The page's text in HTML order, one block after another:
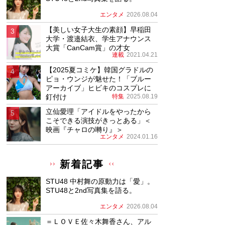
エンタメ 2026.08.04
【美しい女子大生の素顔】早稲田
大学・渡邉結衣、学生アナウンス
大賞「CanCam賞」の才女
連載 2021.04.21
【2025夏コミケ】韓国グラドルの
ピョ・ウンジが魅せた！「ブルー
アーカイブ」ヒビキのコスプレに
釘付け
特集 2025.08.19
立仙愛理「アイドルをやったから
こそできる演技がきっとある」＜
映画『チャロの囀り』＞
エンタメ 2024.01.16
新着記事
STU48 中村舞の原動力は「愛」。
STU48と2nd写真集を語る。
エンタメ 2026.08.04
＝ＬＯＶＥ佐々木舞香さん、アル